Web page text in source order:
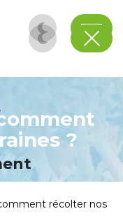
?
récolter nos